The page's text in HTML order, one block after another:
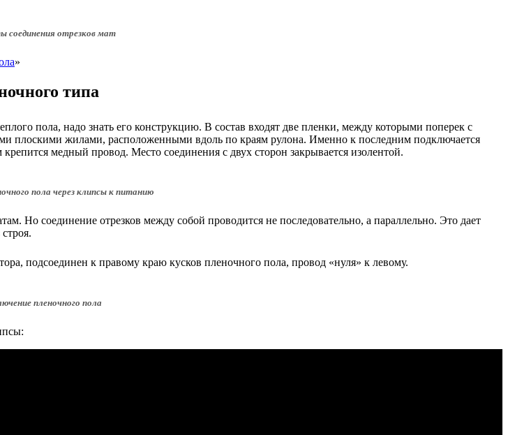
соединения отрезков мат
»
типа
пола, надо знать его конструкцию. В состав входят две пленки, между которыми поперек с
плоскими жилами, расположенными вдоль по краям рулона. Именно к последним подключается
медный провод. Место соединения с двух сторон закрывается изолентой.
пола через клипсы к питанию
Но соединение отрезков между собой проводится не последовательно, а параллельно. Это дает
подсоединен к правому краю кусков пленочного пола, провод «нуля» к левому.
пленочного пола